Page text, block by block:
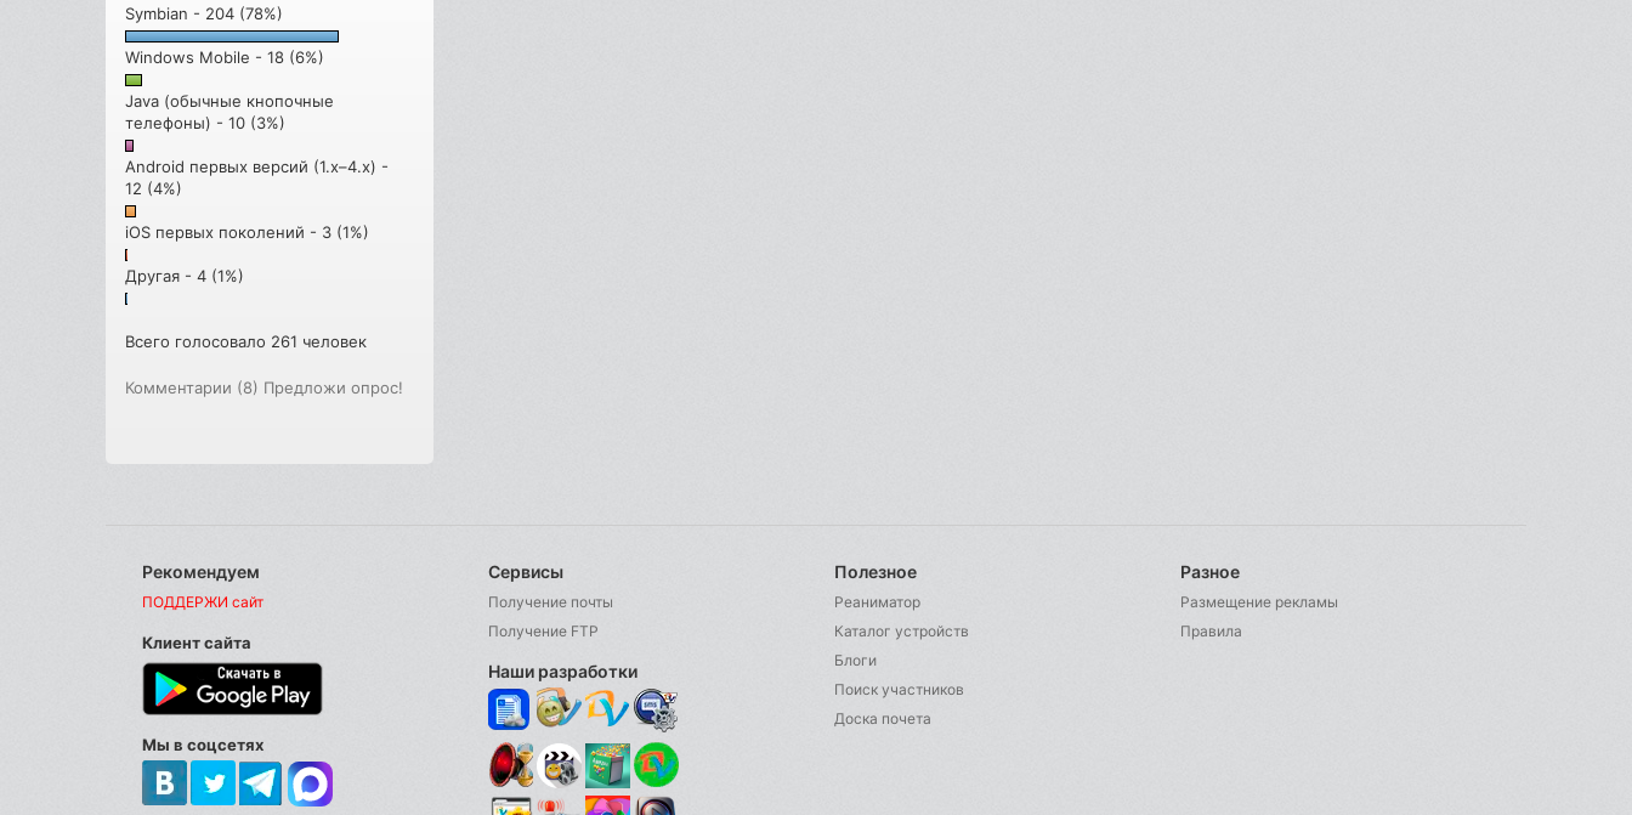
Symbian - 204 (78%)
Windows Mobile - 18 (6%)
Java (обычные кнопочные
телефоны) - 10 (3%)
Android первых версий (1.x–4.x) -
12 (4%)
iOS первых поколений - 3 (1%)
Другая - 4 (1%)
Всего голосовало 261 человек
Комментарии (8) Предложи опрос!
Рекомендуем
ПОДДЕРЖИ сайт
Клиент сайта
Мы в соцсетях
Сервисы
Получение почты
Получение FTP
Наши разработки
Полезное
Реаниматор
Каталог устройств
Блоги
Поиск участников
Доска почета
Разное
Размещение рекламы
Правила